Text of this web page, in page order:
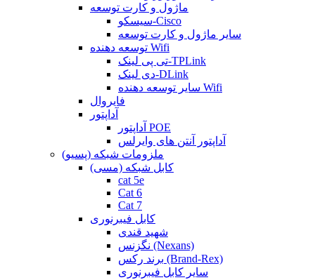
ماژول و کارت توسعه
سیسکو-Cisco
سایر ماژول و کارت توسعه
توسعه دهنده Wifi
تی پی لینک-TPLink
دی لینک-DLink
سایر توسعه دهنده Wifi
فایروال
آداپتور
آداپتور POE
آداپتور آنتن های وایرلس
ملزومات شبکه (پسیو)
کابل شبکه (مسی)
cat 5e
Cat 6
Cat 7
کابل فیبرنوری
شهید قندی
نگزنس (Nexans)
برند رکس (Brand-Rex)
سایر کابل فیبرنوری